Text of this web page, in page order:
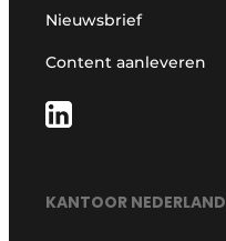
Nieuwsbrief
Content aanleveren
KANTOOR NEDERLAND